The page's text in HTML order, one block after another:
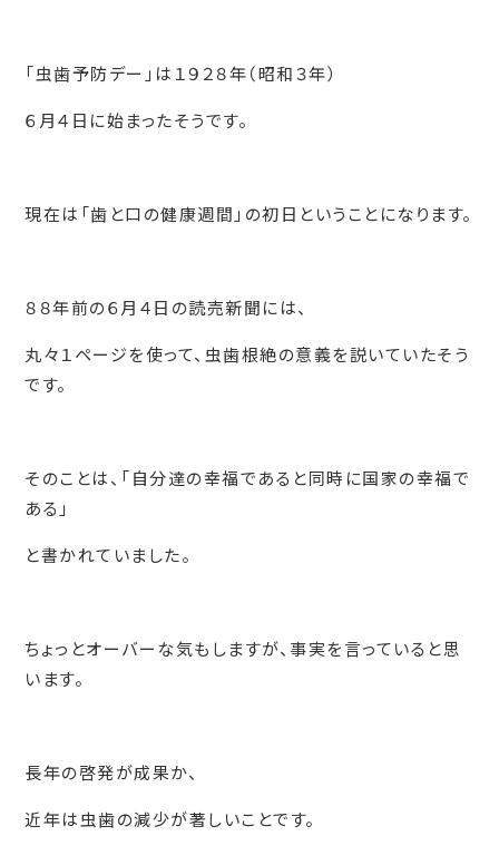
「虫歯予防デー」は１９２８年（昭和３年）
６月４日に始まったそうです。
現在は「歯と口の健康週間」の初日ということになります。
８８年前の６月４日の読売新聞には、
丸々１ページを使って、虫歯根絶の意義を説いていたそう
です。
そのことは、「自分達の幸福であると同時に国家の幸福で
ある」
と書かれていました。
ちょっとオーバーな気もしますが、事実を言っていると思
います。
長年の啓発が成果か、
近年は虫歯の減少が著しいことです。